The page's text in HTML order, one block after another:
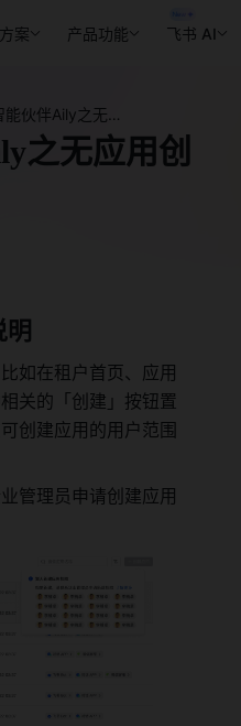
案 产品功能 飞书 AI
之无应用创
如在租户首页、应用
关的「创建」按钮置
创建应用的用户范围
管理员申请创建应用